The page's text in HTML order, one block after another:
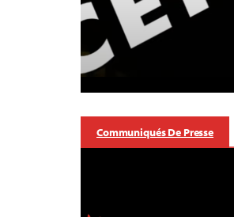
Communiqués De Presse